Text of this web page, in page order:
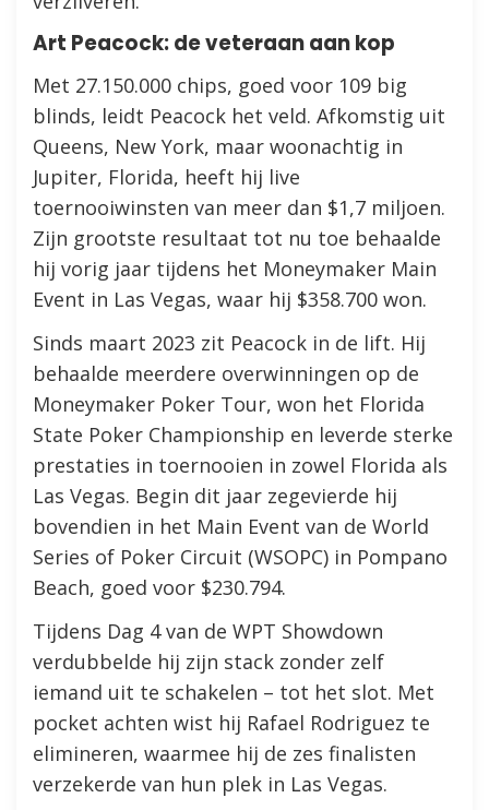
Art Peacock: de veteraan aan kop
Met 27.150.000 chips, goed voor 109 big
blinds, leidt Peacock het veld. Afkomstig uit
Queens, New York, maar woonachtig in
Jupiter, Florida, heeft hij live
toernooiwinsten van meer dan $1,7 miljoen.
Zijn grootste resultaat tot nu toe behaalde
hij vorig jaar tijdens het Moneymaker Main
Event in Las Vegas, waar hij $358.700 won.
Sinds maart 2023 zit Peacock in de lift. Hij
behaalde meerdere overwinningen op de
Moneymaker Poker Tour, won het Florida
State Poker Championship en leverde sterke
prestaties in toernooien in zowel Florida als
Las Vegas. Begin dit jaar zegevierde hij
bovendien in het Main Event van de World
Series of Poker Circuit (WSOPC) in Pompano
Beach, goed voor $230.794.
Tijdens Dag 4 van de WPT Showdown
verdubbelde hij zijn stack zonder zelf
iemand uit te schakelen – tot het slot. Met
pocket achten wist hij Rafael Rodriguez te
elimineren, waarmee hij de zes finalisten
verzekerde van hun plek in Las Vegas.